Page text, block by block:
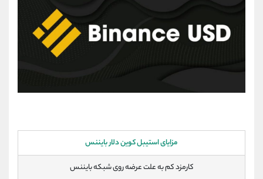
مزایای استیبل کوین دلار بایننس
کارمزد کم به علت عرضه روی شبکه بایننس